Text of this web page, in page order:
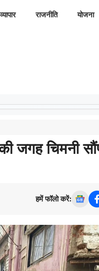
व्यापार राजनीति योजना
की जगह चिमनी
हमें फॉलो करें: